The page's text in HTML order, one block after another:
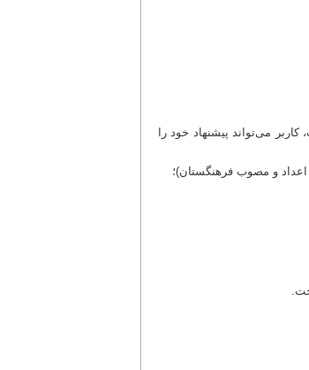
می‌تواند پیشنهاد خود را
اعداد و مصوب فرهنگستان)؛